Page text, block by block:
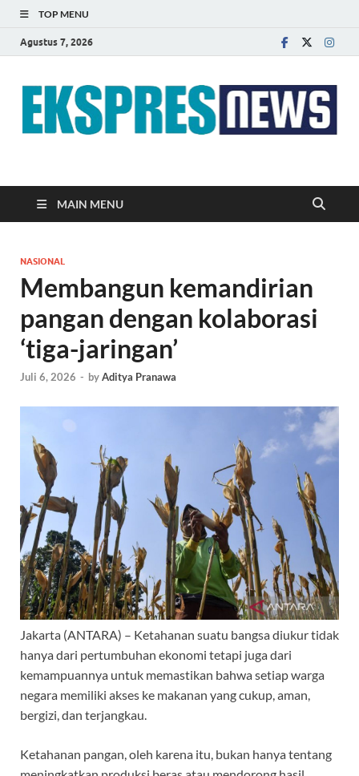
TOP MENU
Agustus 7, 2026
EKSPRES NEWS
MAIN MENU
NASIONAL
Membangun kemandirian
pangan dengan kolaborasi
‘tiga-jaringan’
Juli 6, 2026 - byAditya Pranawa
Jakarta (ANTARA) – Ketahanan suatu bangsa diukur tidak
hanya dari pertumbuhan ekonomi tetapi juga dari
kemampuannya untuk memastikan bahwa setiap warga
negara memiliki akses ke makanan yang cukup, aman,
bergizi, dan terjangkau.
Ketahanan pangan, oleh karena itu, bukan hanya tentang